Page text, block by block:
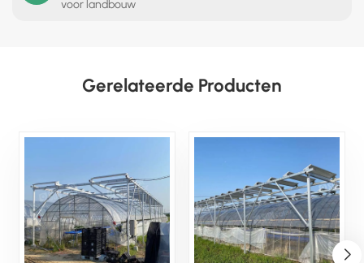
voor landbouw
Gerelateerde Producten